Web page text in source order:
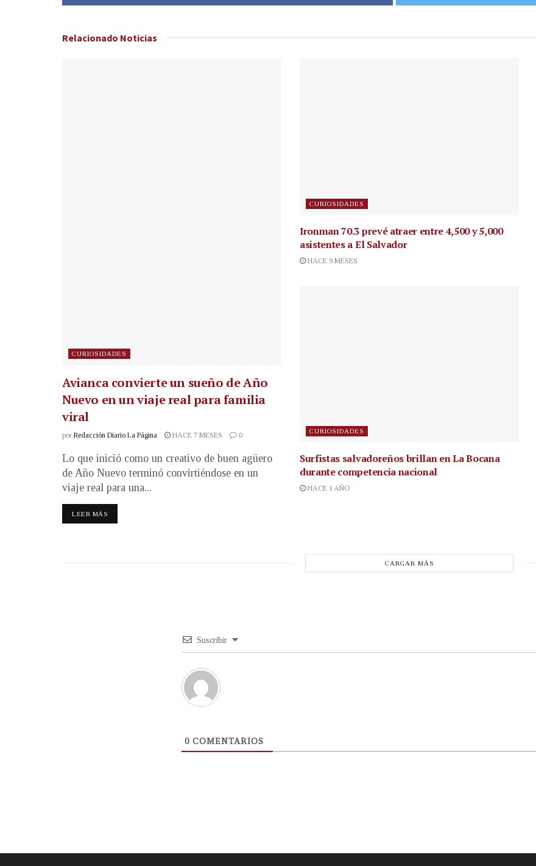
Relacionado Noticias
CURIOSIDADES
Avianca convierte un sueño de Año
Nuevo en un viaje real para familia
viral
por Redacción Diario La Página HACE 7 MESES 0
Lo que inició como un creativo de buen agüero
de Año Nuevo terminó convirtiéndose en un
viaje real para una...
LEER MÁS
CURIOSIDADES
Ironman 70.3 prevé atraer entre 4,500 y 5,000
asistentes a El Salvador
HACE 9 MESES
CURIOSIDADES
Surfistas salvadoreños brillan en La Bocana
durante competencia nacional
HACE 1 AÑO
CARGAR MÁS
Suscribir
0 COMENTARIOS